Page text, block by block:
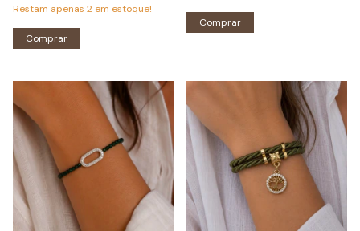
Restam apenas 2 em estoque!
Comprar
Comprar